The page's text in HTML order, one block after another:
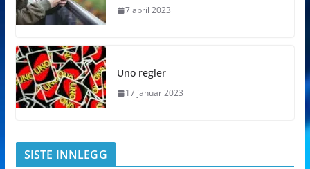
7 april 2023
Uno regler
17 januar 2023
SISTE INNLEGG